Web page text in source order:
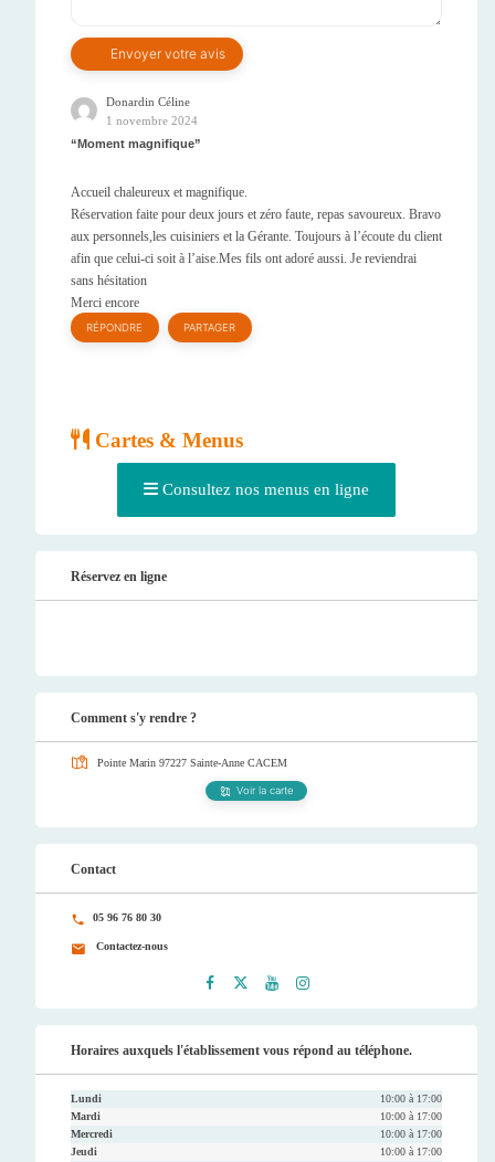
Donardin Céline
1 novembre 2024
Moment magnifique
Accueil chaleureux et magnifique.
Réservation faite pour deux jours et zéro faute, repas savoureux. Bravo
aux personnels,les cuisiniers et la Gérante. Toujours à l’écoute du client
afin que celui-ci soit à l’aise.Mes fils ont adoré aussi. Je reviendrai
sans hésitation
Merci encore
RÉPONDRE PARTAGER
Cartes & Menus
Consultez nos menus en ligne
Réservez en ligne
Comment s'y rendre ?
Pointe Marin 97227 Sainte-Anne CACEM
Voir la carte
Contact
05 96 76 80 30
Contactez-nous
ook
er
be
ram
Horaires auxquels l'établissement vous répond au téléphone.
Lundi
10:00 à 17:00
Mardi
10:00 à 17:00
Mercredi
10:00 à 17:00
Jeudi
10:00 à 17:00